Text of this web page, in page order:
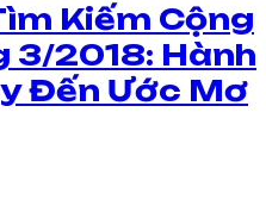
Kiếm Cộng
3/2018: Hành
Đến Ước Mơ